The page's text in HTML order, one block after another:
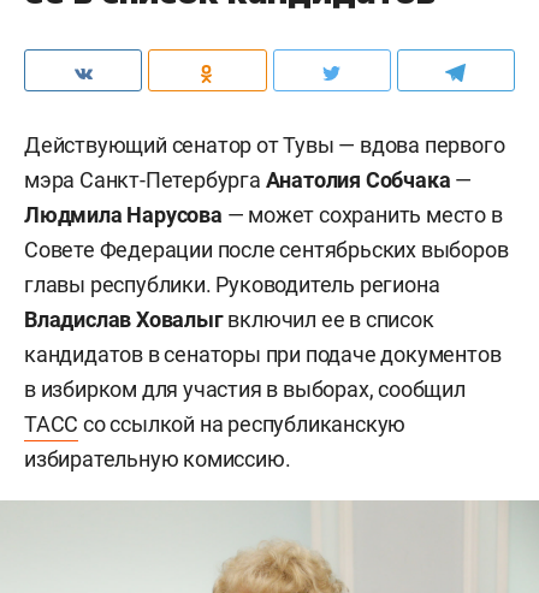
Действующий сенатор от Тувы — вдова первого
мэра Санкт-Петербурга Анатолия Собчака —
Людмила Нарусова — может сохранить место в
Совете Федерации после сентябрьских выборов
главы республики. Руководитель региона
Владислав Ховалыгвключил ее в список
кандидатов в сенаторы при подаче документов
в избирком для участия в выборах, сообщил
ТАСС со ссылкой на республиканскую
избирательную комиссию.